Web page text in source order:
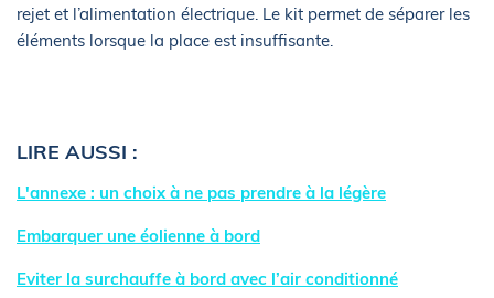
rejet et l’alimentation électrique. Le kit permet de séparer les
éléments lorsque la place est insuffisante.
LIRE AUSSI :
L'annexe : un choix à ne pas prendre à la légère
Embarquer une éolienne à bord
Eviter la surchauffe à bord avec l’air conditionné